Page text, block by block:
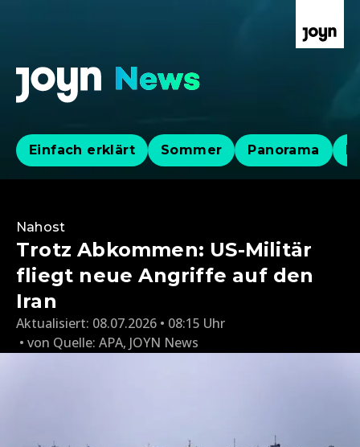
Einfach erklärt Sommer Panorama
Nahost
Trotz Abkommen: US-Militär
fliegt neue Angriffe auf den
Iran
Aktualisiert: 08.07.2026 • 08:15 Uhr
von Quelle: APA, JOYN News